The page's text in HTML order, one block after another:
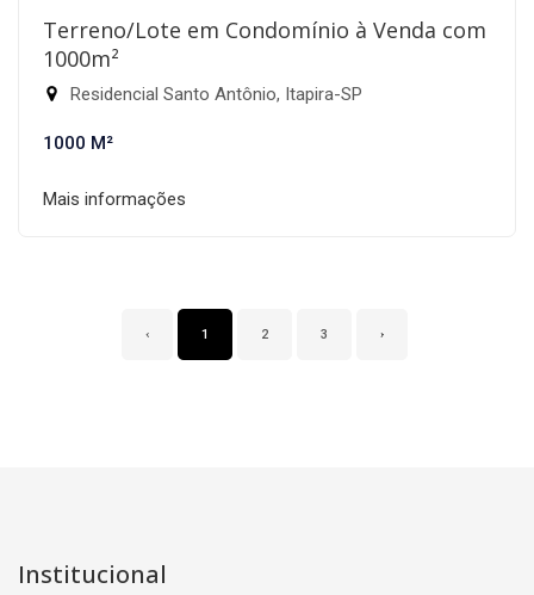
Terreno/Lote em Condomínio à Venda com
1000m²
Residencial Santo Antônio, Itapira-SP
1000 M²
Mais informações
‹ 1 2 3 ›
Institucional